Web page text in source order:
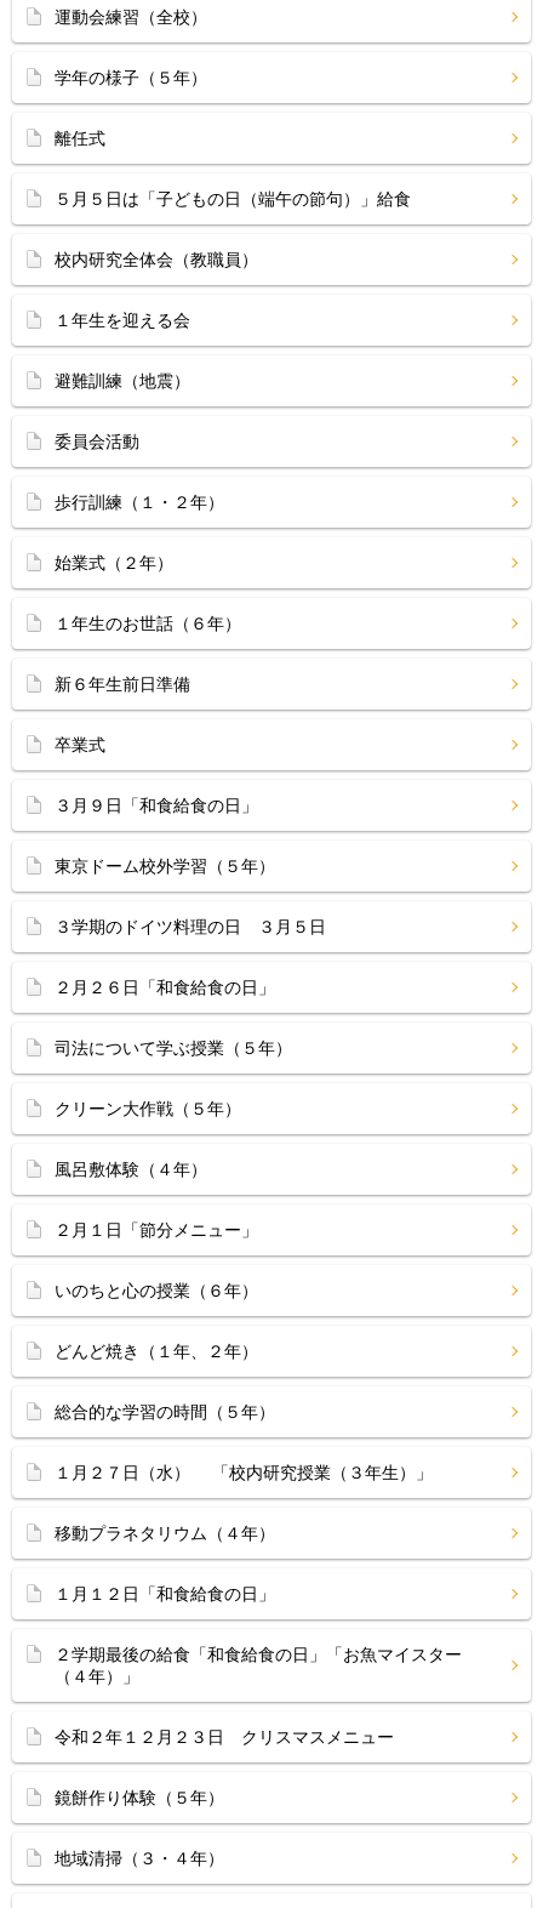
運動会練習（全校）
学年の様子（５年）
離任式
５月５日は「子どもの日（端午の節句）」給食
校内研究全体会（教職員）
１年生を迎える会
避難訓練（地震）
委員会活動
歩行訓練（１・２年）
始業式（２年）
１年生のお世話（６年）
新６年生前日準備
卒業式
３月９日「和食給食の日」
東京ドーム校外学習（５年）
３学期のドイツ料理の日 ３月５日
２月２６日「和食給食の日」
司法について学ぶ授業（５年）
クリーン大作戦（５年）
風呂敷体験（４年）
２月１日「節分メニュー」
いのちと心の授業（６年）
どんど焼き（１年、２年）
総合的な学習の時間（５年）
１月２７日（水） 「校内研究授業（３年生）」
移動プラネタリウム（４年）
１月１２日「和食給食の日」
２学期最後の給食「和食給食の日」「お魚マイスター
（４年）」
令和２年１２月２３日 クリスマスメニュー
鏡餅作り体験（５年）
地域清掃（３・４年）